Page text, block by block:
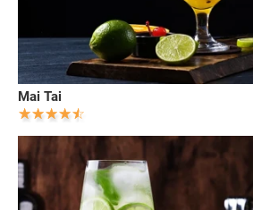
Mai Tai